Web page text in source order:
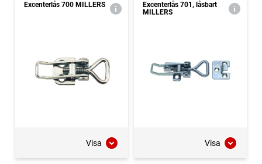
Excenterlås 700 MILLERS
Visa
Excenterlås 701, låsbart
MILLERS
Visa